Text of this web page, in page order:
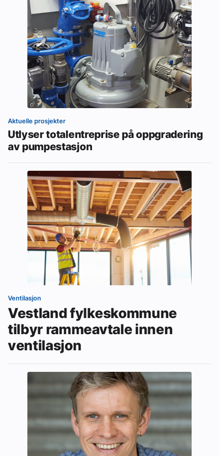
Aktuelle prosjekter
Utlyser totalentreprise på oppgradering
av pumpestasjon
Ventilasjon
Vestland fylkeskommune
tilbyr rammeavtale innen
ventilasjon